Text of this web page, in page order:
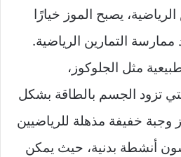
يصبح الموز خيارًا
ممارسة التمارين الرياضية.
مثل الجلوكوز،
تزود الجسم بالطاقة بشكل
وجبة خفيفة مذهلة للرياضيين
أنشطة بدنية، حيث يمكن